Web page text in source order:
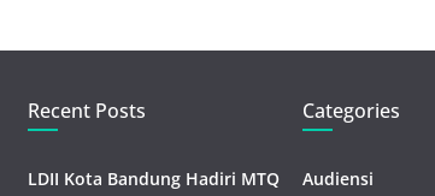
Recent Posts
LDII Kota Bandung Hadiri MTQ
Categories
Audiensi